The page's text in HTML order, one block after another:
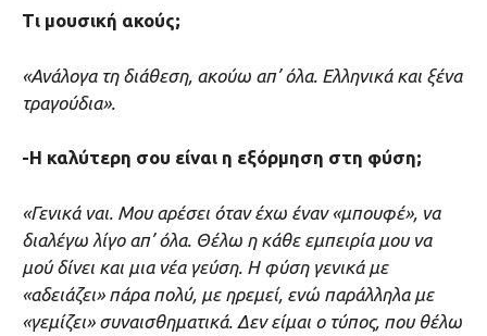
Τι μουσική ακούς;
«Ανάλογα τη διάθεση, ακούω απ’ όλα. Ελληνικά και ξένα
τραγούδια».
-Η καλύτερη σου είναι η εξόρμηση στη φύση;
«Γενικά ναι. Μου αρέσει όταν έχω έναν «μπουφέ», να
διαλέγω λίγο απ’ όλα. Θέλω η κάθε εμπειρία μου να
μού δίνει και μια νέα γεύση. Η φύση γενικά με
«αδειάζει» πάρα πολύ, με ηρεμεί, ενώ παράλληλα με
«γεμίζει» συναισθηματικά. Δεν είμαι ο τύπος, που θέλω